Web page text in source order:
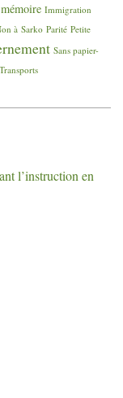
Immigration
à Sarko Parité Petite
Sans papier-
Transports
l’instruction en